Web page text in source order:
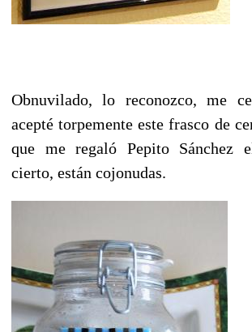
Obnuvilado, lo reconozco, me
acepté torpemente este frasco de
que me regaló Pepito Sánchez
cierto, están cojonudas.